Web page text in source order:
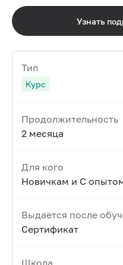
Узнать
Тип
Курс
Продолжительность
2 месяца
Для кого
Новичкам и С
Выдается после
Сертификат
Школа